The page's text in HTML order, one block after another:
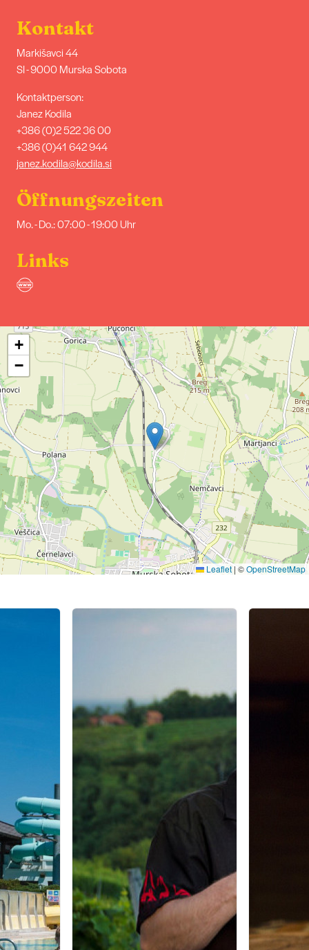
Kontakt
Markišavci 44
SI - 9000 Murska Sobota
Kontaktperson:
Janez Kodila
+386 (0)2 522 36 00
+386 (0)41 642 944
janez.kodila@kodila.si
Öffnungszeiten
Mo. - Do.: 07:00 - 19:00 Uhr
Links
+
−
Leaflet | ©OpenStreetMap